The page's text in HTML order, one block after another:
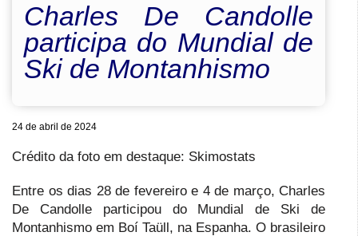
Charles De Candolle
participa do Mundial de
Ski de Montanhismo
24 de abril de 2024
Crédito da foto em destaque: Skimostats
Entre os dias 28 de fevereiro e 4 de março, Charles
De Candolle participou do Mundial de Ski de
Montanhismo em Boí Taüll, na Espanha. O brasileiro